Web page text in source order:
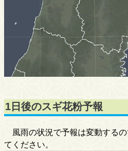
1日後のスギ花粉予報
風雨の状況で予報は変動する
てください。